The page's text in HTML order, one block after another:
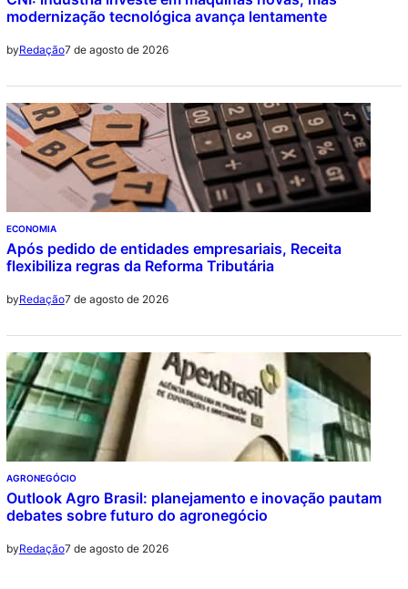
modernização tecnológica avança lentamente
byRedação7 de agosto de 2026
ECONOMIA
Após pedido de entidades empresariais, Receita
flexibiliza regras da Reforma Tributária
byRedação7 de agosto de 2026
AGRONEGÓCIO
Outlook Agro Brasil: planejamento e inovação pautam
debates sobre futuro do agronegócio
byRedação7 de agosto de 2026